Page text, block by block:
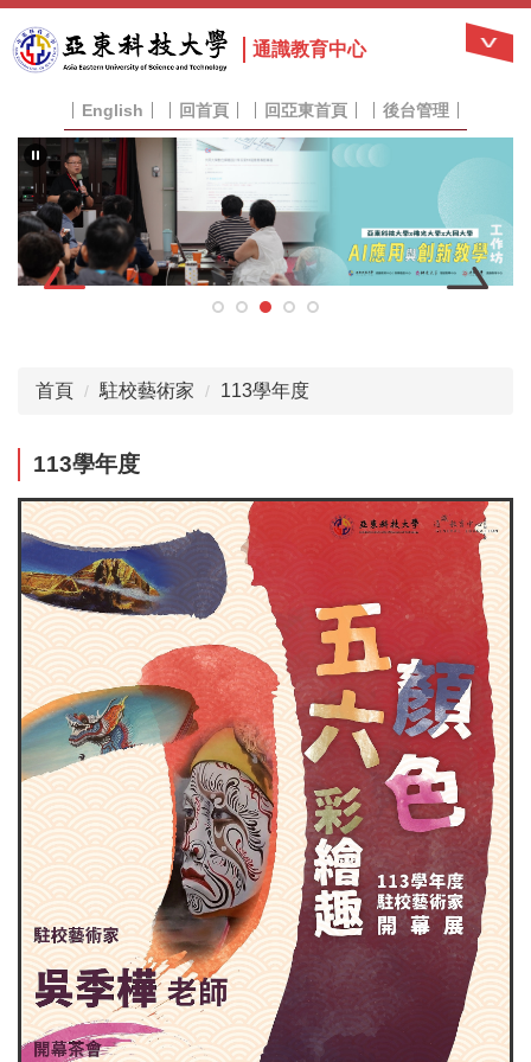
到
主
容
區
通識教育中心
English 回首頁 回亞東首頁 後台管理
首頁 駐校藝術家 113學年度
113學年度